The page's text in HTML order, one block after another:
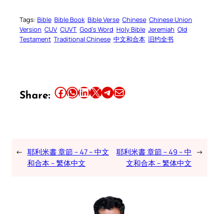
Tags: Bible Bible Book Bible Verse Chinese Chinese Union
Version CUV CUVT God’s Word Holy Bible Jeremiah Old
Testament Traditional Chinese 中文和合本 旧约全书
Share: Share this article on Facebook Share this article on WhatsApp Share this article on LinkedIn Share this article on X Share this article on TelegramEmail this Article
← 耶利米書 章節 – 47 – 中文
和合本 – 繁体中文
耶利米書 章節 – 49 – 中
文和合本 – 繁体中文
→